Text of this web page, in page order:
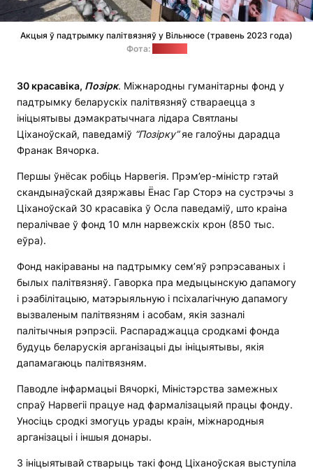
Акцыя ў падтрымку палітвязняў у Вільнюсе (травень 2023 года)
Фотa:
30 красавіка, Позірк. Міжнародны гуманітарны фонд у
падтрымку беларускіх палітвязняў ствараецца з
ініцыятывы дэмакратычнага лідара Святланы
Ціханоўскай, паведаміў “Позірку”яе галоўны дарадца
Франак Вячорка.
Першы ўнёсак робіць Нарвегія. Прэм’ер-міністр гэтай
скандынаўскай дзяржавы Ёнас Гар Сторэ на сустрэчы з
Ціханоўскай 30 красавіка ў Осла паведаміў, што краіна
пералічвае ў фонд 10 млн нарвежскіх крон (850 тыс.
еўра).
Фонд накіраваны на падтрымку сем’яў рэпрэсаваных і
былых палітвязняў. Гаворка пра медыцынскую дапамогу
і рэабілітацыю, матэрыяльную і псіхалагічную дапамогу
вызваленым палітвязням і асобам, якія зазналі
палітычныя рэпрэсіі. Распараджацца сродкамі фонда
будуць беларускія арганізацыі ды ініцыятывы, якія
дапамагаюць палітвязням.
Паводле інфармацыі Вячоркі, Міністэрства замежных
спраў Нарвегіі працуе над фармалізацыяй працы фонду.
Уносіць сродкі змогуць урады краін, міжнародныя
арганізацыі і іншыя донары.
З ініцыятывай стварыць такі фонд Ціханоўская выступіла